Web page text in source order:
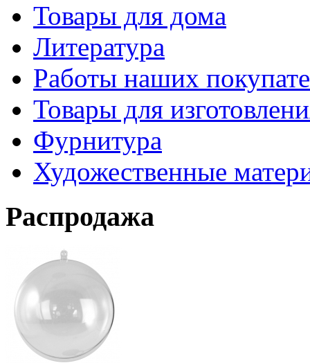
Товары для дома
Литература
Работы наших
Товары для
Фурнитура
Художественные
Распродажа